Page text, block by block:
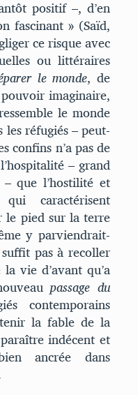
positif –, d’en
fascinant » (Saïd,
ce risque avec
ou littéraires
le monde, de
imaginaire,
le monde
réfugiés – peut-
confins n’a pas de
– grand
que l’hostilité et
caractérisent
le pied sur la terre
y parviendrait-
pas à recoller
vie d’avant qu’a
passage du
contemporains
la fable de la
indécent et
ancrée dans